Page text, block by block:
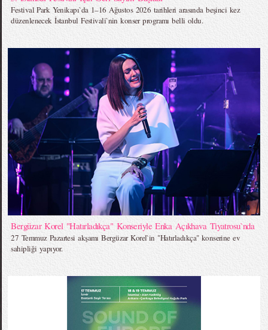
Festival Park Yenikapı`da 1–16 Ağustos 2026 tarihleri arasında beşinci kez
düzenlenecek İstanbul Festivali`nin konser programı belli oldu.
Bergüzar Korel "Hatırladıkça" Konseriyle Enka Açıkhava Tiyatrosu`nda
27 Temmuz Pazartesi akşamı Bergüzar Korel`in "Hatırladıkça" konserine ev
sahipliği yapıyor.